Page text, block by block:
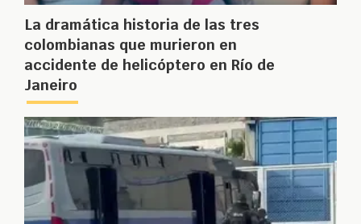
La dramática historia de las tres
colombianas que murieron en
accidente de helicóptero en Río de
Janeiro